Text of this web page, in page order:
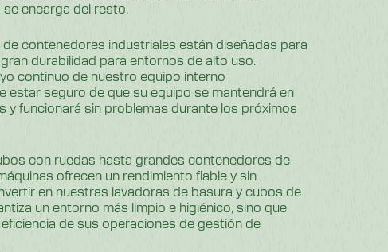
encarga del resto.
contenedores industriales están diseñadas para
durabilidad para entornos de alto uso.
continuo de nuestro equipo interno
estar seguro de que su equipo se mantendrá en
y funcionará sin problemas durante los próximos
con ruedas hasta grandes contenedores de
ofrecen un rendimiento fiable y sin
en nuestras lavadoras de basura y cubos de
un entorno más limpio e higiénico, sino que
de sus operaciones de gestión de